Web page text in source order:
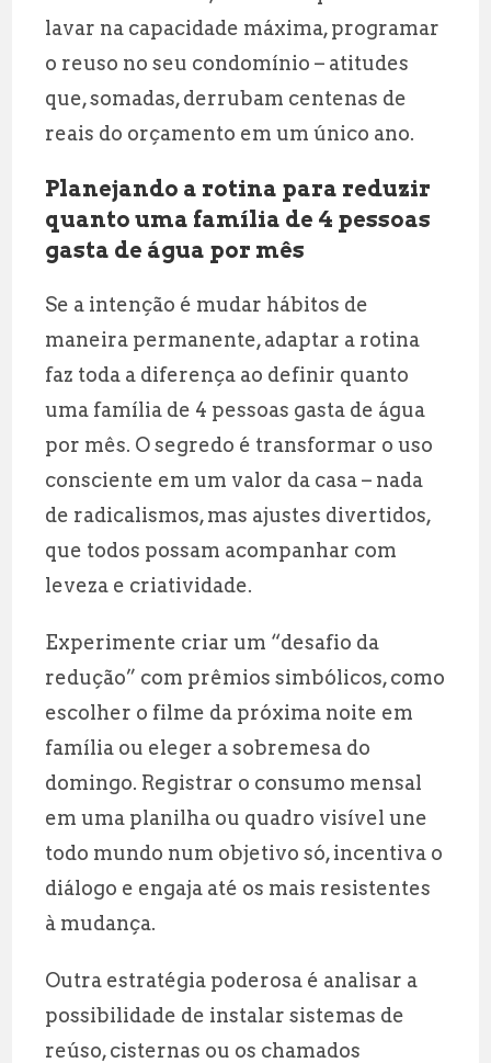
lavar na capacidade máxima, programar
o reuso no seu condomínio – atitudes
que, somadas, derrubam centenas de
reais do orçamento em um único ano.
Planejando a rotina para reduzir
quanto uma família de 4 pessoas
gasta de água por mês
Se a intenção é mudar hábitos de
maneira permanente, adaptar a rotina
faz toda a diferença ao definir quanto
uma família de 4 pessoas gasta de água
por mês. O segredo é transformar o uso
consciente em um valor da casa – nada
de radicalismos, mas ajustes divertidos,
que todos possam acompanhar com
leveza e criatividade.
Experimente criar um “desafio da
redução” com prêmios simbólicos, como
escolher o filme da próxima noite em
família ou eleger a sobremesa do
domingo. Registrar o consumo mensal
em uma planilha ou quadro visível une
todo mundo num objetivo só, incentiva o
diálogo e engaja até os mais resistentes
à mudança.
Outra estratégia poderosa é analisar a
possibilidade de instalar sistemas de
reúso, cisternas ou os chamados